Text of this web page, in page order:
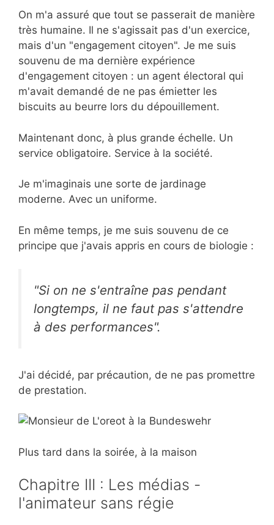
On m'a assuré que tout se passerait de manière
très humaine. Il ne s'agissait pas d'un exercice,
mais d'un "engagement citoyen". Je me suis
souvenu de ma dernière expérience
d'engagement citoyen : un agent électoral qui
m'avait demandé de ne pas émietter les
biscuits au beurre lors du dépouillement.
Maintenant donc, à plus grande échelle. Un
service obligatoire. Service à la société.
Je m'imaginais une sorte de jardinage
moderne. Avec un uniforme.
En même temps, je me suis souvenu de ce
principe que j'avais appris en cours de biologie :
"Si on ne s'entraîne pas pendant
longtemps, il ne faut pas s'attendre
à des performances".
J'ai décidé, par précaution, de ne pas promettre
de prestation.
Plus tard dans la soirée, à la maison
Chapitre III : Les médias -
l'animateur sans régie